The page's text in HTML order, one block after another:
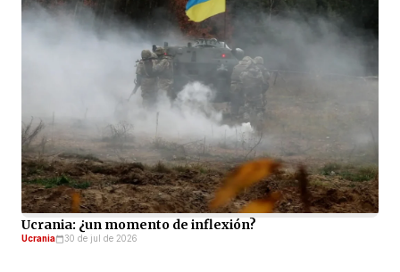
Ucrania: ¿un momento de inflexión?
Ucrania 30 de jul de 2026